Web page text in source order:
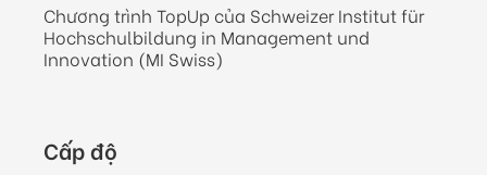
Chương trình TopUp của Schweizer Institut für
Hochschulbildung in Management und
Innovation (MI Swiss)
Cấp độ